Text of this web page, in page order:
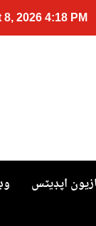
2026 4:18 PM
اپڊيٽس